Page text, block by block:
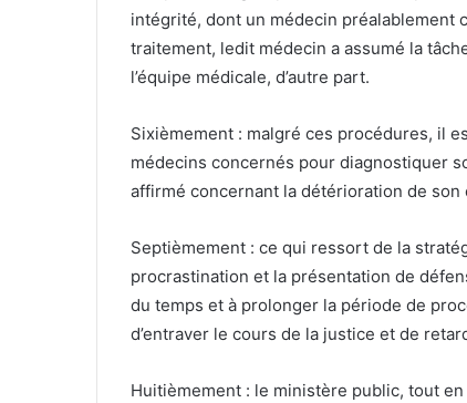
intégrité, dont un médecin préalablement
traitement, ledit médecin a assumé la
l’équipe médicale, d’autre part.
Sixièmement : malgré ces procédures, il
médecins concernés pour diagnostiquer
affirmé concernant la détérioration de son
Septièmement : ce qui ressort de la
procrastination et la présentation de
du temps et à prolonger la période de
d’entraver le cours de la justice et de
Huitièmement : le ministère public, tout